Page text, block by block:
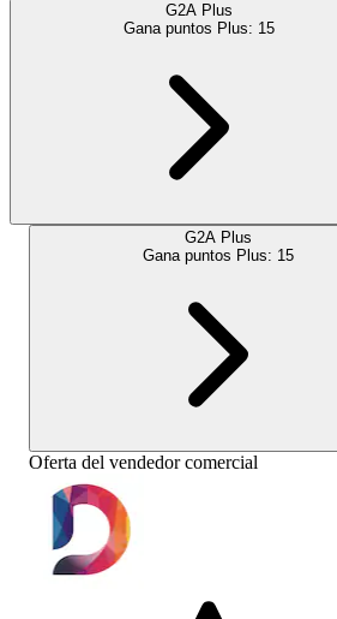
G2A Plus
Gana puntos Plus: 15
G2A Plus
Gana puntos Plus: 15
Oferta del vendedor comercial